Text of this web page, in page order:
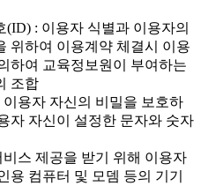
: 이용자 식별과 이용자의
위하여 이용계약 체결시 이용
하여 교육정보원이 부여하는
조합
용자 자신의 비밀을 보호하
자 자신이 설정한 문자와 숫자
스 제공을 받기 위해 이용자
용 컴퓨터 및 모뎀 등의 기기